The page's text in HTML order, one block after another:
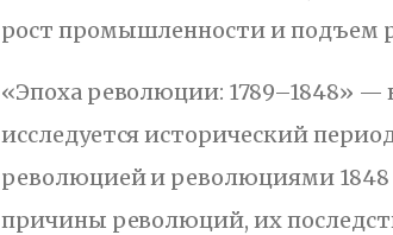
рост промышленности и подъем
«Эпоха революции: 1789–1848» —
исследуется исторический
революцией и революциями 1848
причины революций, их